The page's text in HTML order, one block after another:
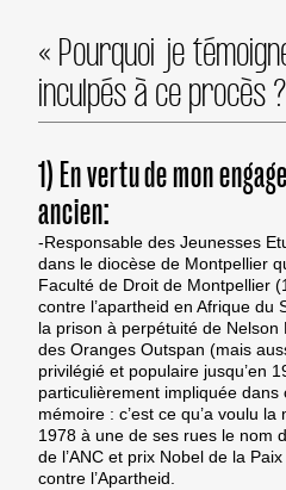
« Pourquoi je
inculpés à ce procès ?
1) En vertu de mon
ancien:
-Responsable des Jeunesses
dans le diocèse de Montpellier
Faculté de Droit de Montpellier
contre l’apartheid en Afrique du
la prison à perpétuité de
des Oranges Outspan (mais
privilégié et populaire jusqu’en
particulièrement impliquée
mémoire : c’est ce qu’a voulu
1978 à une de ses rues le nom
de l’ANC et prix Nobel de la
contre l’Apartheid.